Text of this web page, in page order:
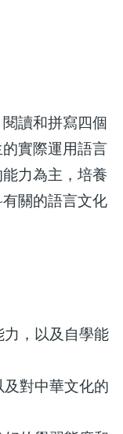
讀和拼寫四個
實際運用語言
力為主，培養
關的語言文化
，以及自學能
對中華文化的